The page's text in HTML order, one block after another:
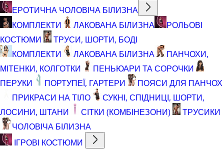
ЕРОТИЧНА ЧОЛОВІЧА БІЛИЗНА
КОМПЛЕКТИ
ЛАКОВАНА БІЛИЗНА
РОЛЬОВІ
КОСТЮМИ
ТРУСИ, ШОРТИ, БОДІ
КОМПЛЕКТИ
ЛАКОВАНА БІЛИЗНА
ПАНЧОХИ,
МІТЕНКИ, КОЛГОТКИ
ПЕНЬЮАРИ ТА СОРОЧКИ
ПЕРУКИ
ПОРТУПЕЇ, ГАРТЕРИ
ПОЯСИ ДЛЯ ПАНЧОХ
ПРИКРАСИ НА ТІЛО
СУКНІ, СПІДНИЦІ, ШОРТИ,
ЛОСИНИ, ШТАНИ
СІТКИ (КОМБІНЕЗОНИ)
ТРУСИКИ
ЧОЛОВІЧА БІЛИЗНА
ІГРОВІ КОСТЮМИ